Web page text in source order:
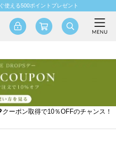
使える500ポイントプレゼント
ーポン取得で10％OFFのチャンス！